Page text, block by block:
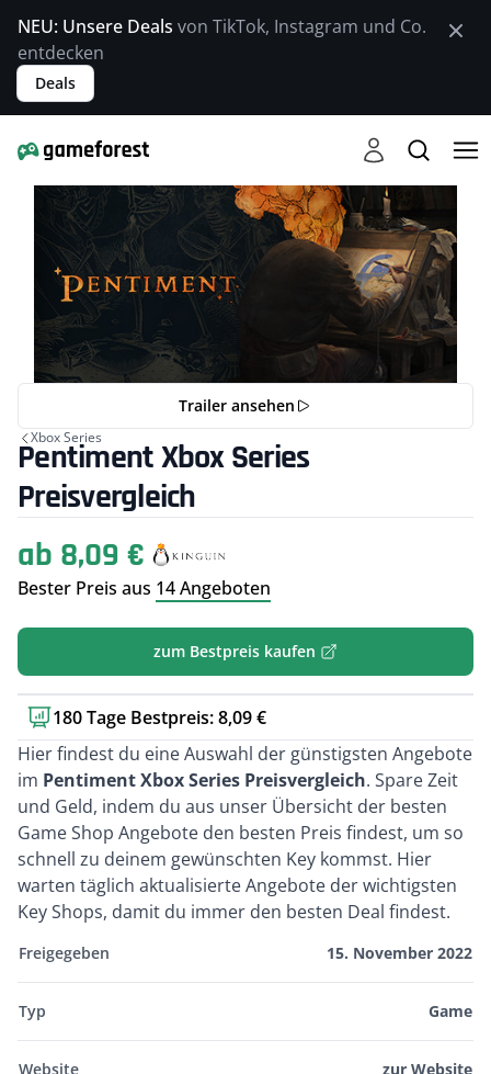
NEU: Unsere Deals von TikTok, Instagram und Co.
entdecken
Deals
Trailer ansehen
Xbox Series
Pentiment Xbox Series
Preisvergleich
ab 8,09 €
Bester Preis aus 14 Angeboten
zum Bestpreis kaufen
180 Tage Bestpreis: 8,09 €
Kurzbeschreibung
Hier findest du eine Auswahl der günstigsten Angebote
im Pentiment Xbox Series Preisvergleich. Spare Zeit
und Geld, indem du aus unser Übersicht der besten
Game Shop Angebote den besten Preis findest, um so
schnell zu deinem gewünschten Key kommst. Hier
warten täglich aktualisierte Angebote der wichtigsten
Key Shops, damit du immer den besten Deal findest.
Freigegeben 15. November 2022
Typ Game
Website zur Website